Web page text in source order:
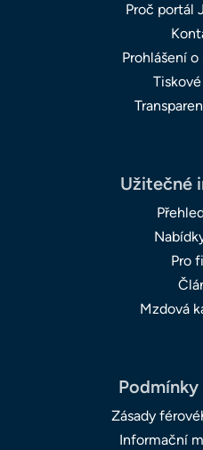
Proč portál
Prohlášení
Užitečné
Pro
Mzdová
Zásady
Informační